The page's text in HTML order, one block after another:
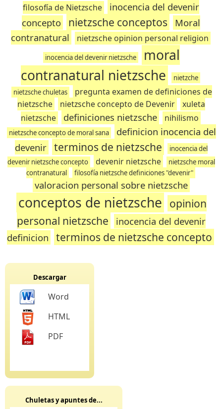
filosofía de Nietzsche
inocencia del devenir
concepto
nietzsche conceptos
Moral
contranatural
nietzsche opinion personal religion
inocencia del devenir nietzsche
moral
contranatural nietzsche
nietzche
nietzsche chuletas
pregunta examen de definiciones de
nietzsche
nietzsche concepto de Devenir
xuleta
nietzsche
definiciones nietzsche nihilismo
nietzsche concepto de moral sana
definicion inocencia del
devenir
terminos de nietzsche
inocencia del
devenir nietzsche concepto
devenir nietzsche
nietzsche moral
contranatural
filosofía nietzsche definiciones "devenir"
valoracion personal sobre nietzsche
conceptos de nietzsche opinion
personal nietzsche
inocencia del devenir
definicion
terminos de nietzsche concepto
Descargar
Word
HTML
PDF
Chuletas y apuntes de...